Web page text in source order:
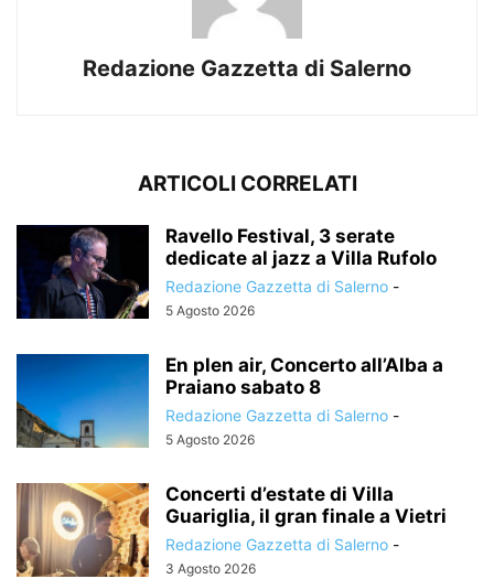
Redazione Gazzetta di Salerno
ARTICOLI CORRELATI
Ravello Festival, 3 serate
dedicate al jazz a Villa Rufolo
Redazione Gazzetta di Salerno -
5 Agosto 2026
En plen air, Concerto all’Alba a
Praiano sabato 8
Redazione Gazzetta di Salerno -
5 Agosto 2026
Concerti d’estate di Villa
Guariglia, il gran finale a Vietri
Redazione Gazzetta di Salerno -
3 Agosto 2026